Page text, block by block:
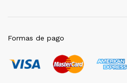
Formas de pago